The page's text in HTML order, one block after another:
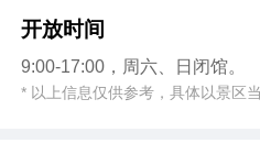
开放时间
9:00-17:00，周六、日闭馆。
* 以上信息仅供参考，具体以景区